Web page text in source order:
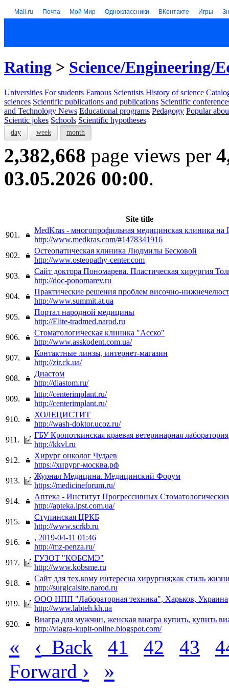
Mail.ru Почта Мой Мир Одноклассники ВКонтакте Игры
Rating > Science/Engineering/
Universities For students Famous Scientists History of science
sciences Scientific publications and publications Scientific
and Technology News Educational programs Pedagogy Popular
Scientic jokes Schools Scientific hypotheses
day week month
2,382,668 page views per
03.05.2026 00:00.
Site title
901.
MedKras - многопрофильная медицинская клиника на
http://www.medkras.com/#1478341916
902.
Остеопатическая клиника Людмилы Бесковой
http://www.osteopathy-center.com
903.
Сайт доктора Пономарева. Пластическая хирургия
http://doc-ponomarev.ru
904.
Практические решения проблем височно-
http://www.summit.at.ua
905.
Портал народной медицины
http://Elite-tradmed.narod.ru
906.
Стоматологическая клиника "Асско"
http://www.asskodent.com.ua/
907.
Контактные линзы, интернет-магазин
http://zir.ck.ua/
908.
Диастом
http://diastom.ru/
909.
http://centerimplant.ru/
http://centerimplant.ru/
910.
ХОЛЕЦИСТИТ
http://wash-doktor.ucoz.ru/
911.
ГБУ Кропоткинская краевая ветеринарная лаборатория
http://kkvl.ru
912.
Хирург онколог Чудаев
https://хирург-москва.рф
913.
Журнал Медицина. Медицинский Форум
https://medicineforum.ru/
914.
Аптека - Институт Прогрессивных
http://apteka.ipst.com.ua/
915.
Ступинская ЦРКБ
http://www.scrkb.ru
916.
, 2019-04-11 01:46
http://mz-penza.ru/
917.
ГУЗОТ "КОБСМЭ"
http://www.kobsme.ru
918.
Сайт для тех,кому интересна хирургия;как стиль
http://surgicalsite.narod.ru
919.
ООО НПП "Лабораторная техника", Харьков, Украина
http://www.labteh.kh.ua
920.
Виагра для мужчин, женская виагра купить, купить
http://viagra-kupit-online.blogspot.com/
« ‹ Back 41 42 43
Forward › »